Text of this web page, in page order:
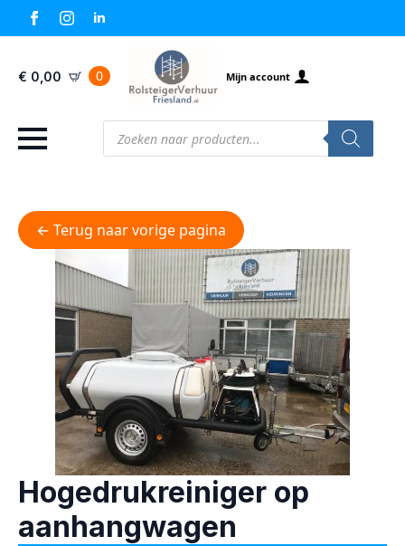
€ 0,00 0 Mijn account
Producten
zoeken
← Terug naar vorige pagina
Hogedrukreiniger op
aanhangwagen